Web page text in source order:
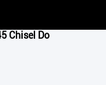
Chisel Do